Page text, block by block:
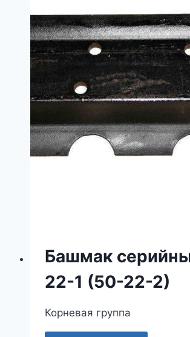
Башмак
22-1 (50-22-2)
Корневая группа